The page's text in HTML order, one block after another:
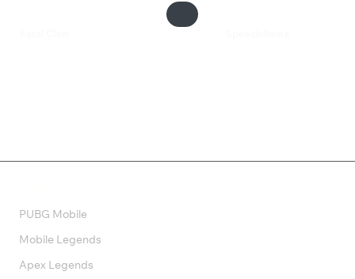
PUBG Mobile
Mobile Legends
Apex Legends